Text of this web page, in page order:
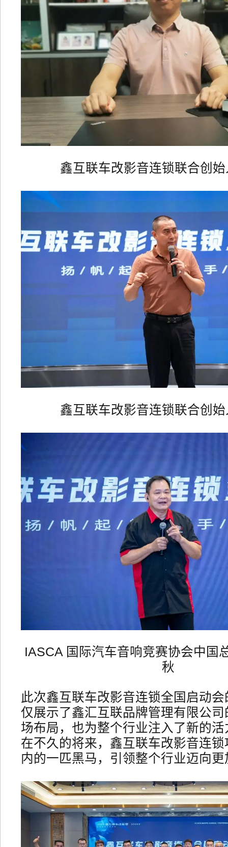
鑫互联车改影音连锁联合创
鑫互联车改影音连锁联合创
IASCA 国际汽车音响竞赛协会中国
秋
此次鑫互联车改影音连锁全国启动
仅展示了鑫汇互联品牌管理有限公
场布局，也为整个行业注入了新的
在不久的将来，鑫互联车改影音连
内的一匹黑马，引领整个行业迈向